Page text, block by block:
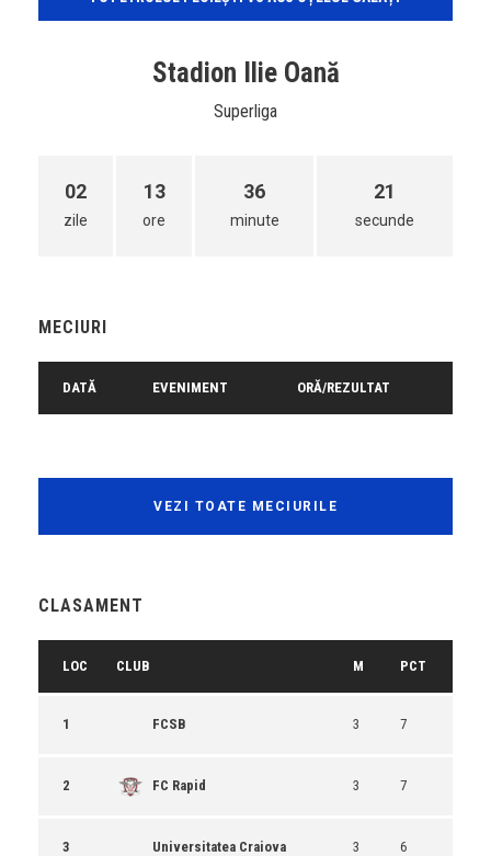
Stadion Ilie Oană
Superliga
02
zile
13
ore
36
minute
21
secunde
MECIURI
DATĂ EVENIMENT ORĂ/REZULTAT
VEZI TOATE MECIURILE
CLASAMENT
LOC CLUB M PCT
1 FCSB 3 7
2 FC Rapid 3 7
3 Universitatea Craiova 3 6